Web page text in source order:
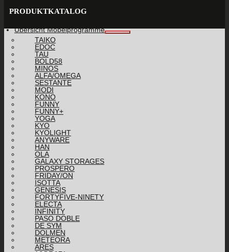
PRODUKTKATALOG
Übersicht Möbelprogramme
TAIKO
EDOC
TAU
BOLD58
MINOS
ALFA/OMEGA
SESTANTE
MODI
KONO
FUNNY
FUNNY+
YOGA
KYO
KYOLIGHT
ANYWARE
HAN
OLA
GALAXY STORAGES
PROSPERO
FRIDAY/ON
ISOTTA
GENESIS
FORTYFIVE-NINETY
ELECTA
INFINITY
PASO DOBLE
DE SYM
DOLMEN
METEORA
ARES